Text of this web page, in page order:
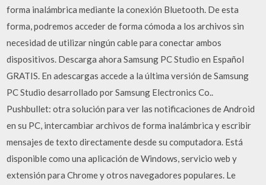
forma inalámbrica mediante la conexión Bluetooth. De esta
forma, podremos acceder de forma cómoda a los archivos sin
necesidad de utilizar ningún cable para conectar ambos
dispositivos. Descarga ahora Samsung PC Studio en Español
GRATIS. En adescargas accede a la última versión de Samsung
PC Studio desarrollado por Samsung Electronics Co..
Pushbullet: otra solución para ver las notificaciones de Android
en su PC, intercambiar archivos de forma inalámbrica y escribir
mensajes de texto directamente desde su computadora. Está
disponible como una aplicación de Windows, servicio web y
extensión para Chrome y otros navegadores populares. Le